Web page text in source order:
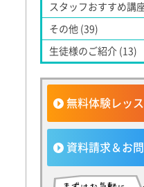
スタッフおすすめ講
その他 (39)
生徒様のご紹介 (13)
無料体験レッ
資料請求＆お